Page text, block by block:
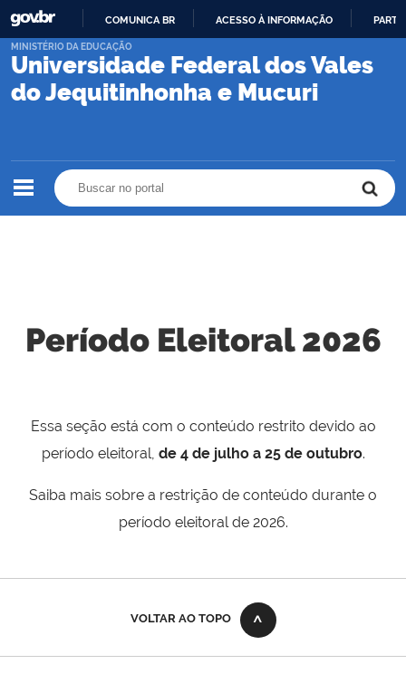
PARA
CONTEÚDO
COMUNICA BR ACESSO À INFORMAÇÃO
Universidade Federal dos Vales
do Jequitinhonha e Mucuri
MINISTÉRIO DA EDUCAÇÃO
Período Eleitoral 2026
Essa seção está com o conteúdo restrito devido ao
período eleitoral, de 4 de julho a 25 de outubro.
Saiba mais sobre a restrição de conteúdo durante o
período eleitoral de 2026.
VOLTAR AO TOPO